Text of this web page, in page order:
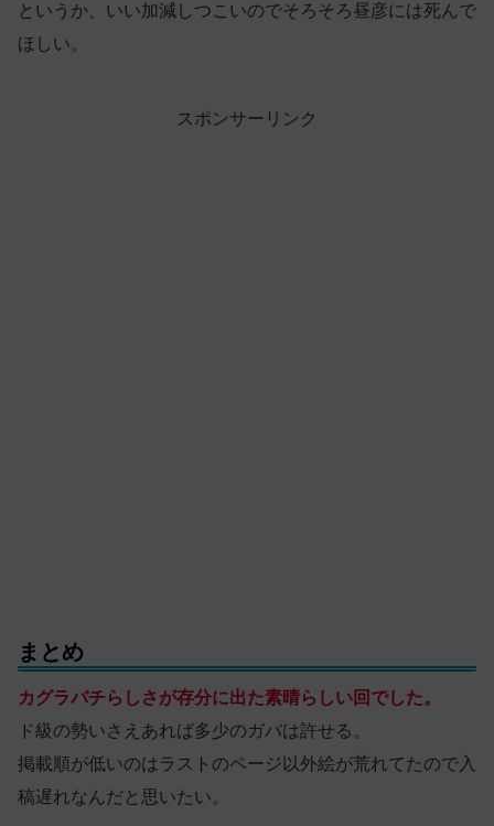
というか、いい加減しつこいのでそろそろ昼彦には死んで
ほしい。
スポンサーリンク
まとめ
カグラバチらしさが存分に出た素晴らしい回でした。
ド級の勢いさえあれば多少のガバは許せる。
掲載順が低いのはラストのページ以外絵が荒れてたので入
稿遅れなんだと思いたい。